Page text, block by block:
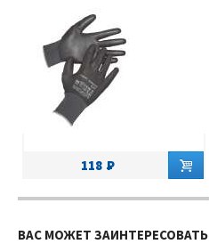
118
ВАС МОЖЕТ ЗАИНТЕРЕСОВАТЬ